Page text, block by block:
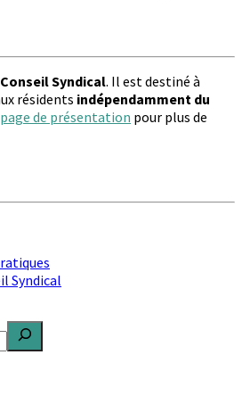
Conseil Syndical. Il est destiné à
résidents indépendamment du
page de présentation pour plus de
Syndical